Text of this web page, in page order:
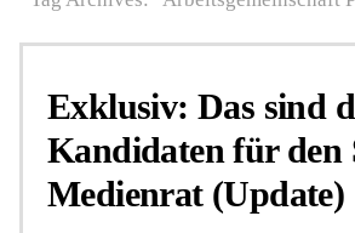
Hintergrund
Exklusiv: Das sind
Kandidaten für den
Medienrat (Update)